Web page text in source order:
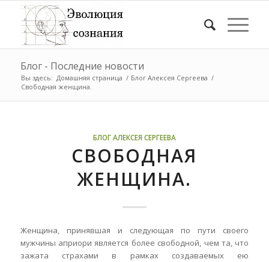
Блог - Последние новости
Вы здесь: Домашняя страница / Блог Алексея Сергеева /
Свободная женщина.
БЛОГ АЛЕКСЕЯ СЕРГЕЕВА
СВОБОДНАЯ
ЖЕНЩИНА.
Женщина, принявшая и следующая по пути своего
мужчины априори является более свободной, чем та, что
зажата страхами в рамках создаваемых ею